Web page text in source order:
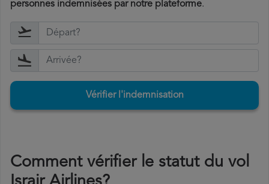
personnes indemnisées par notre plateforme.
Vérifier l'indemnisation
Comment vérifier le statut du vol